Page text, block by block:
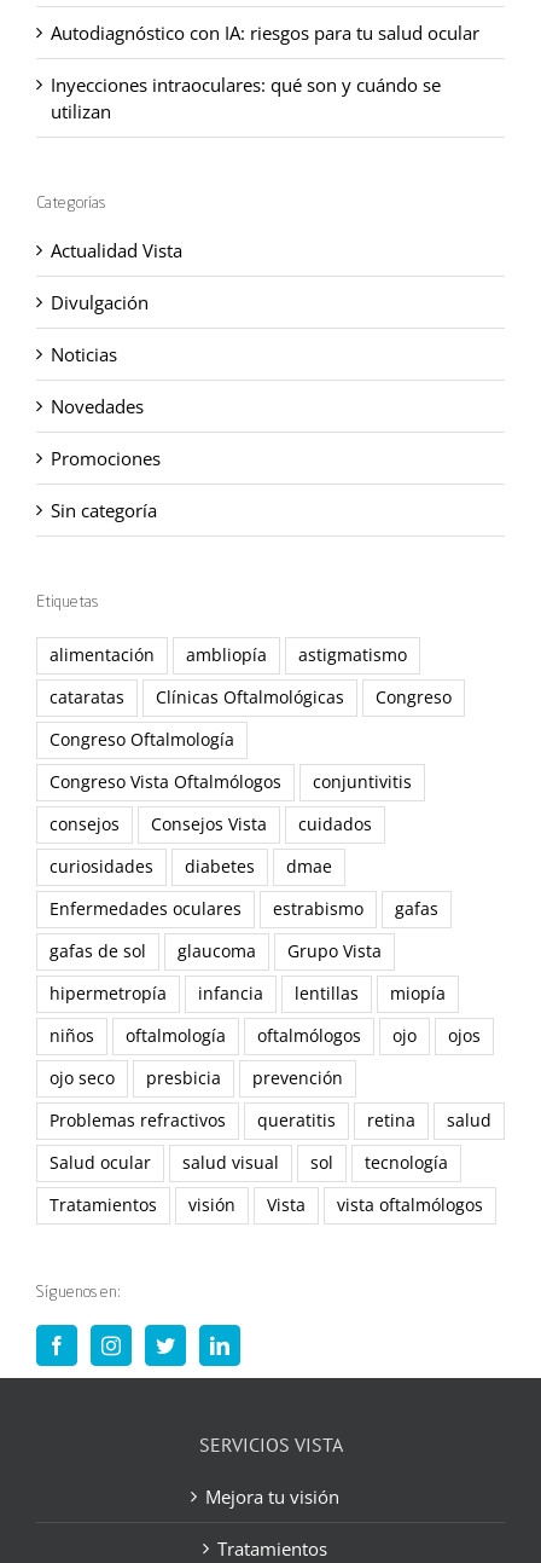
Autodiagnóstico con IA: riesgos para tu salud ocular
Inyecciones intraoculares: qué son y cuándo se
utilizan
Categorías
Actualidad Vista
Divulgación
Noticias
Novedades
Promociones
Sin categoría
Etiquetas
alimentación ambliopía
astigmatismo
cataratas
Clínicas Oftalmológicas
Congreso
Congreso Oftalmología
Congreso Vista Oftalmólogos
conjuntivitis
consejos
Consejos Vista
cuidados
curiosidades
diabetes
dmae
Enfermedades oculares
estrabismo
gafas
gafas de sol
glaucoma
Grupo Vista
hipermetropía
infancia lentillas
miopía
niños
oftalmología oftalmólogos ojo
ojos
ojo seco
presbicia
prevención
Problemas refractivos
queratitis retina
salud
Salud ocular
salud visual sol
tecnología
Tratamientos
visión Vista vista oftalmólogos
Síguenos en:
SERVICIOS VISTA
Mejora tu visión
Tratamientos